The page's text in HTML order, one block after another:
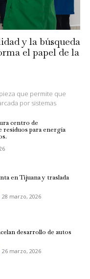
y la búsqueda
el papel de la
que permite que
por sistemas
centro de
residuos para energía
en Tijuana y traslada
28 marzo, 2026
desarrollo de autos
26 marzo, 2026